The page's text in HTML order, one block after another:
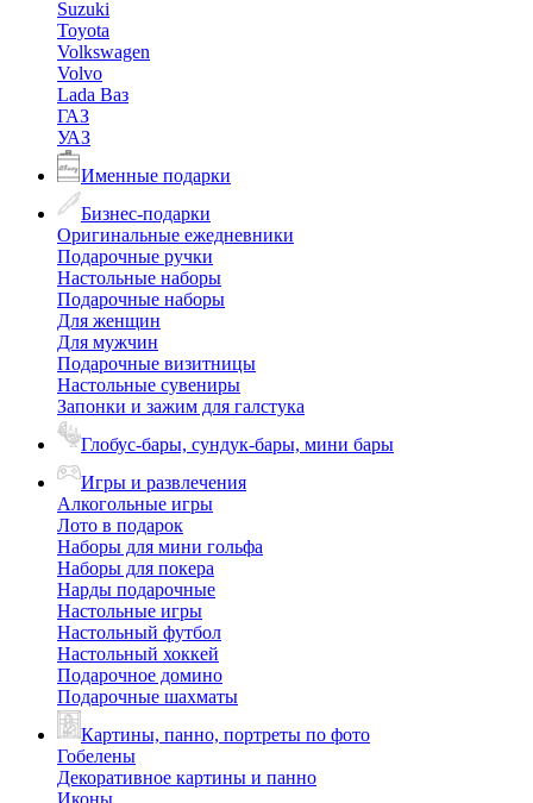
Suzuki
Toyota
Volkswagen
Volvo
Lada Ваз
ГАЗ
УАЗ
Именные подарки
Бизнес-подарки
Оригинальные ежедневники
Подарочные ручки
Настольные наборы
Подарочные наборы
Для женщин
Для мужчин
Подарочные визитницы
Настольные сувениры
Запонки и зажим для галстука
Глобус-бары, сундук-бары, мини бары
Игры и развлечения
Алкогольные игры
Лото в подарок
Наборы для мини гольфа
Наборы для покера
Нарды подарочные
Настольные игры
Настольный футбол
Настольный хоккей
Подарочное домино
Подарочные шахматы
Картины, панно, портреты по фото
Гобелены
Декоративное картины и панно
Иконы